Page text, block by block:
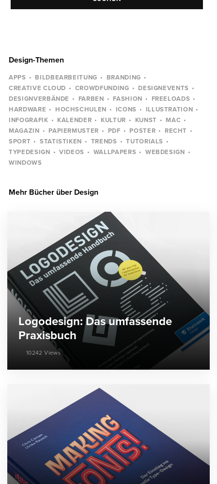
Design-Themen
APPS BILDBEARBEITUNG
BRANDING
CREATIVE CLOUD
CROWDFUNDING
DESIGNEVENTS
DESIGNVERBÄNDE
FARBEN FASHION
FREELOADS
HARDWARE
HOCHSCHULEN ICONS
ILLUSTRATION
INFOGRAFIK
KALENDER KULTUR KUNST
MAC
MAGAZIN
PAPIERMUSTER PDF POSTER
RECHT
SPORT
STATISTIKEN TRENDS
TUTORIALS
TYPEDESIGN
VIDEOS WALLPAPERS
WEBDESIGN
WINDOWS
Mehr Bücher über Design
Logodesign: Das umfassende
Praxisbuch
10242 Views